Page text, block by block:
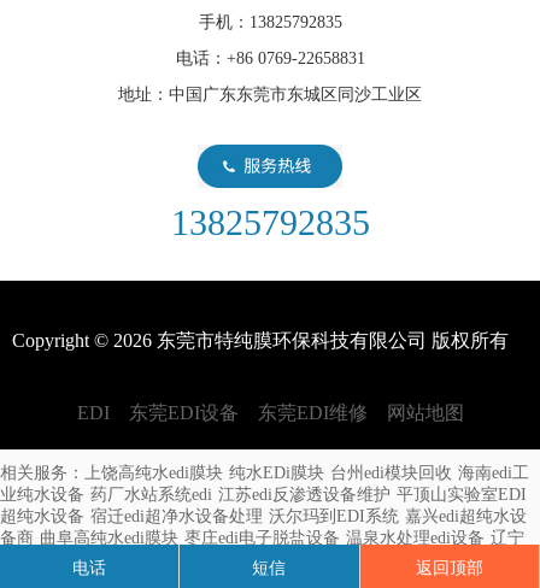
随着科技的不断发展与进步，我们的生活方式也在不断改变和提
征，但现在，我们更加注重水的质量。
EDI（Electronic Data Interchange，电子数据交换）供应商是指提供
下进行交换商务文件
edi由哪些部分组成？
EDI全名为电子脱离离子水设备是一种高度优秀的水处理技术，用
edi出水电阻率一般多少？
在进行环境监测、水文地质勘探和工程施工等方面的项目中，出水
电阻率被广泛应用来评估地下水资源的潜力和水文地质条件。了解
编辑出水电阻率的一般数值范围
手机：13825792835
电话：+86 0769-22658831
地址：中国广东东莞市东城区同沙工业区
13825792835
Copyright © 2026 东莞市特纯膜环保科技有限公司 版权所有
EDI 东莞EDI设备 东莞EDI维修 网站地图
相关服务： 上饶高纯水edi膜块 纯水EDi膜块 台州edi模块回收 海南edi工
业纯水设备 药厂水站系统edi 江苏edi反渗透设备维护 平顶山实验室EDI
超纯水设备 宿迁edi超净水设备处理 沃尔玛到EDI系统 嘉兴edi超纯水设
备商 曲阜高纯水edi膜块 枣庄edi电子脱盐设备 温泉水处理edi设备 辽宁
辽宁edi模块维修 廊坊国产edi膜块维修 兴城国产edi膜块
吉林工业edi超纯水设备材料
电话 短信 返回顶部